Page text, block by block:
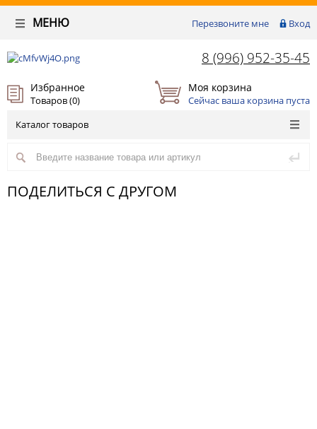
Перезвоните мне Вход
МЕНЮ
8 (996) 952-35-45
Избранное
Товаров (0)
Моя корзина
Сейчас ваша корзина пуста
Каталог товаров
ПОДЕЛИТЬСЯ С ДРУГОМ